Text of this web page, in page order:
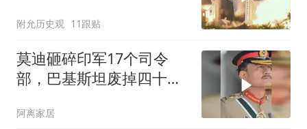
附允历史观 11跟贴
莫迪砸碎印军17个司令
部，巴基斯坦废掉四十年
变天
阿离家居